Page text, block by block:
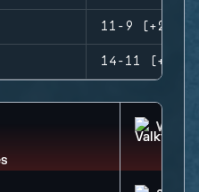
11-9 (+2)
14-11 (+3)